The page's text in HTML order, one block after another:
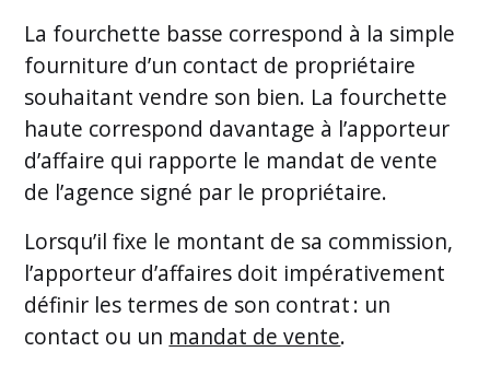
La fourchette basse correspond à la simple
fourniture d’un contact de propriétaire
souhaitant vendre son bien. La fourchette
haute correspond davantage à l’apporteur
d’affaire qui rapporte le mandat de vente
de l’agence signé par le propriétaire.
Lorsqu’il fixe le montant de sa commission,
l’apporteur d’affaires doit impérativement
définir les termes de son contrat : un
contact ou un mandat de vente.